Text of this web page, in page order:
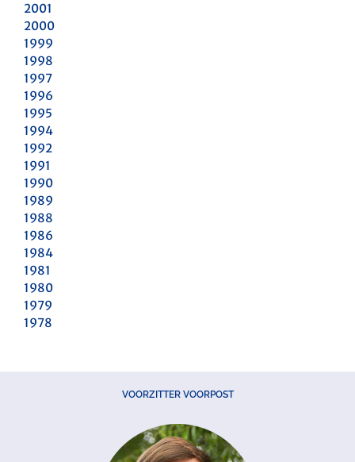
2001
2000
1999
1998
1997
1996
1995
1994
1992
1991
1990
1989
1988
1986
1984
1981
1980
1979
1978
VOORZITTER VOORPOST